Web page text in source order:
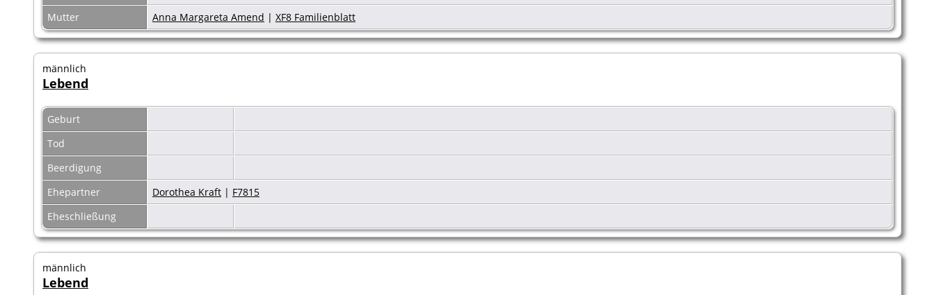
Mutter
Anna Margareta Amend | XF8 Familienblatt
männlich
Lebend
Geburt
Tod
Beerdigung
Ehepartner
Dorothea Kraft | F7815
Eheschließung
männlich
Lebend